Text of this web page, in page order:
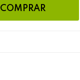
COMPRAR